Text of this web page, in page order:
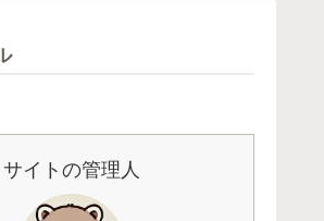
サイトの管理人